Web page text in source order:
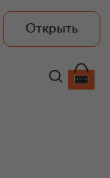
Открыть
₽